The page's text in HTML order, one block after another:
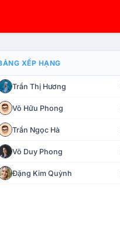
CHẾ TÀI XỬ LÝ VI PHẠM
XẾP HẠNG
Trần Thị Hương
Võ Hữu Phong
Trần Ngọc Hà
Võ Duy Phong
Đặng Kim Quỳnh